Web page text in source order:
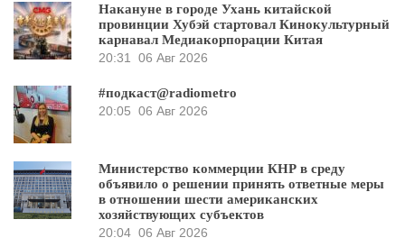
Накануне в городе Ухань китайской
провинции Хубэй стартовал Кинокультурный
карнавал Медиакорпорации Китая
20:31
06 Авг 2026
#подкаст@radiometro
20:05 06 Авг 2026
Министерство коммерции КНР в среду
объявило о решении принять ответные меры
в отношении шести американских
хозяйствующих субъектов
20:04 06 Авг 2026